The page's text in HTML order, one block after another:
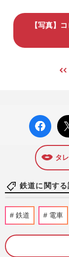
【写真】
facebo
ok い
X
ト
タ
鉄道に関す
鉄道 電車